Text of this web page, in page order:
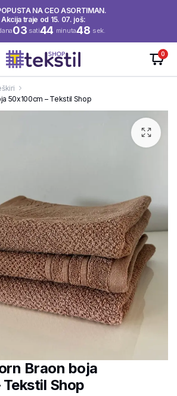
NA CEO ASORTIMAN.
Akcija traje od 15. 07. još:
03 sati44 minuta48 sek.
0
50x100cm – Tekstil Shop
Braon boja
Shop